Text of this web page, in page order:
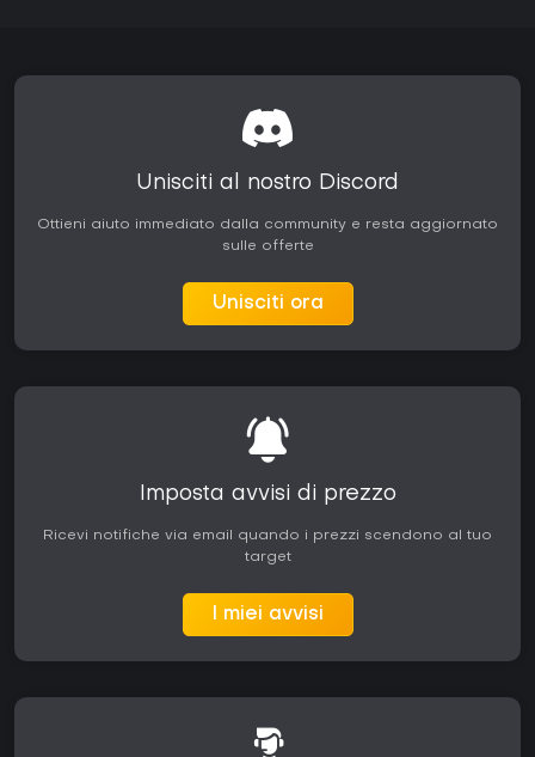
Unisciti al nostro Discord
Ottieni aiuto immediato dalla community e resta aggiornato
sulle offerte
Unisciti ora
Imposta avvisi di prezzo
Ricevi notifiche via email quando i prezzi scendono al tuo
target
I miei avvisi